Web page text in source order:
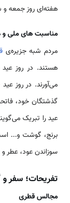
هفته‌ای روز جمعه
مناسبت ‌های ملی
مردم شبه جزیره‌ی
هستند. در روز
می‌آورند. در روز
گذشتگان خود،
عید را تبریک
برنج، گوشت و...
سوزاندن عود، عطر
تفریحات؛ سفر
مجالس قطری